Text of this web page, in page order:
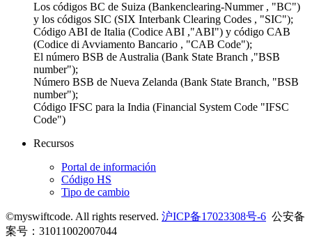
Los códigos BC de Suiza (Bankenclearing-Nummer , "BC")
y los códigos SIC (SIX Interbank Clearing Codes , "SIC");
Código ABI de Italia (Codice ABI ,"ABI") y código CAB
(Codice di Avviamento Bancario , "CAB Code");
El número BSB de Australia (Bank State Branch ,"BSB
number");
Número BSB de Nueva Zelanda (Bank State Branch, "BSB
number");
Código IFSC para la India (Financial System Code "IFSC
Code")
Recursos
Portal de información
Código HS
Tipo de cambio
©myswiftcode. All rights reserved. 沪ICP备17023308号-6 公安备
案号：31011002007044